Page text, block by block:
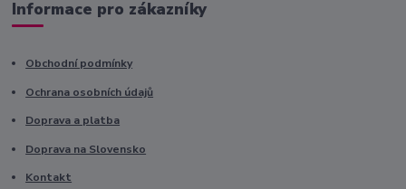
Informace pro zákazníky
Obchodní podmínky
Ochrana osobních údajů
Doprava a platba
Doprava na Slovensko
Kontakt